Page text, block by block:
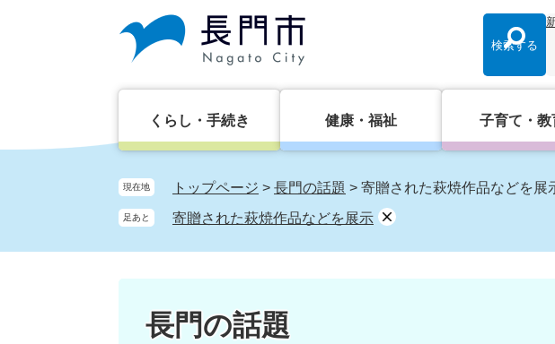
検索する
くらし・手続き 健康・福祉 子育て・教
現在地 トップページ > 長門の話題 > 寄贈された萩焼作品などを展
足あと 寄贈された萩焼作品などを展示
長門の話題